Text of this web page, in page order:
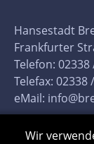
Hansestadt
Frankfurter
Telefon: 02338
Telefax: 02338
eMail:
Wir